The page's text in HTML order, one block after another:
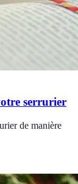
serrurier
de manière